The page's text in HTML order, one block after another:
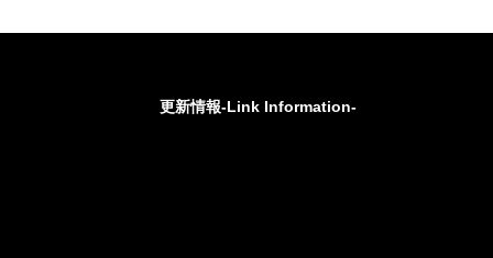
更新情報-Link Information-